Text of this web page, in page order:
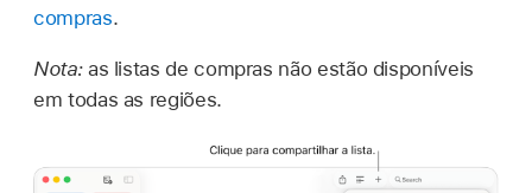
compras.
Nota: as listas de compras não estão disponíveis
em todas as regiões.